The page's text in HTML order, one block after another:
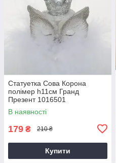
Статуетка Сова Корона
полімер h11см Гранд
Презент 1016501
В наявності
179 ₴ 210 ₴
Купити